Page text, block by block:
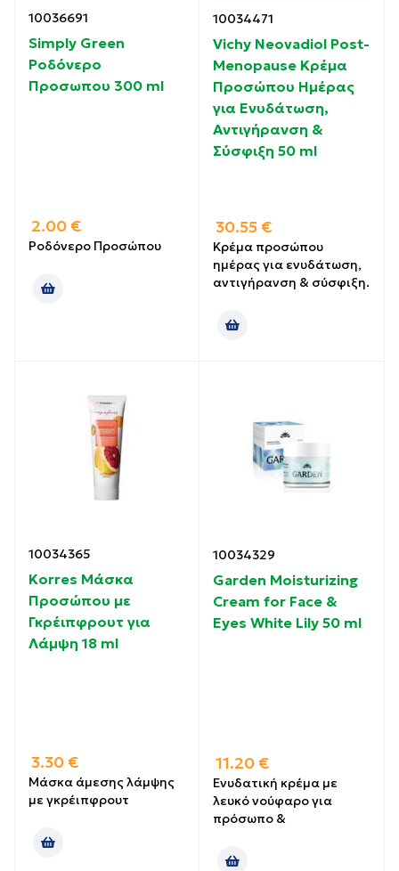
10036691
Simply Green
Ροδόνερο
Προσωπου 300 ml
2.00 €
Ροδόνερο Προσώπου
10034471
Vichy Neovadiol Post-
Menopause Κρέμα
Προσώπου Ημέρας
για Ενυδάτωση,
Αντιγήρανση &
Σύσφιξη 50 ml
30.55 €
Κρέμα προσώπου
ημέρας για ενυδάτωση,
αντιγήρανση & σύσφιξη.
10034365
Korres Μάσκα
Προσώπου με
Γκρέιπφρουτ για
Λάμψη 18 ml
3.30 €
Μάσκα άμεσης λάμψης
με γκρέιπφρουτ
10034329
Garden Moisturizing
Cream for Face &
Eyes White Lily 50 ml
11.20 €
Ενυδατική κρέμα με
λευκό νούφαρο για
πρόσωπο &